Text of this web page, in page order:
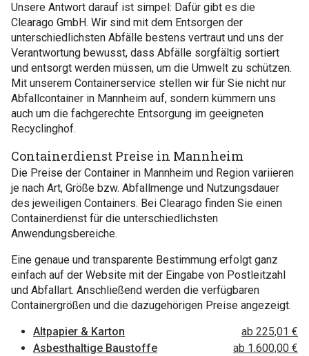
Unsere Antwort darauf ist simpel: Dafür gibt es die
Clearago GmbH. Wir sind mit dem Entsorgen der
unterschiedlichsten Abfälle bestens vertraut und uns der
Verantwortung bewusst, dass Abfälle sorgfältig sortiert
und entsorgt werden müssen, um die Umwelt zu schützen.
Mit unserem Containerservice stellen wir für Sie nicht nur
Abfallcontainer in Mannheim auf, sondern kümmern uns
auch um die fachgerechte Entsorgung im geeigneten
Recyclinghof.
Containerdienst Preise in Mannheim
Die Preise der Container in Mannheim und Region variieren
je nach Art, Größe bzw. Abfallmenge und Nutzungsdauer
des jeweiligen Containers. Bei Clearago finden Sie einen
Containerdienst für die unterschiedlichsten
Anwendungsbereiche.
Eine genaue und transparente Bestimmung erfolgt ganz
einfach auf der Website mit der Eingabe von Postleitzahl
und Abfallart. Anschließend werden die verfügbaren
Containergrößen und die dazugehörigen Preise angezeigt.
Altpapier & Karton
ab 225,01 €
Asbesthaltige Baustoffe
ab 1.600,00 €